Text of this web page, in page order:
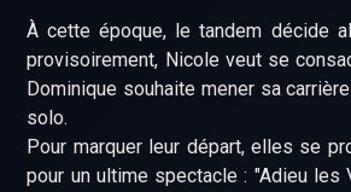
À cette époque, le tandem décide
provisoirement, Nicole veut se
Dominique souhaite mener sa
solo.
Pour marquer leur départ, elles se
pour un ultime spectacle : "Adieu les